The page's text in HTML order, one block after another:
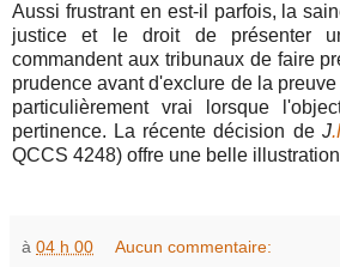
Aussi frustrant en est-il parfois, la
justice et le droit de présenter
commandent aux tribunaux de faire
prudence avant d'exclure de la
particulièrement vrai lorsque
pertinence. La récente décision de J
QCCS 4248) offre une belle
à 04 h 00 Aucun commentaire: